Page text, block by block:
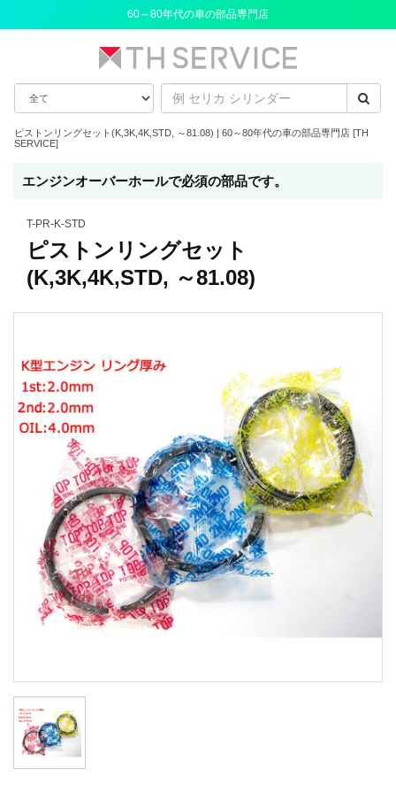
60～80年代の車の部品専門店
ピストンリングセット(K,3K,4K,STD, ～81.08) | 60～80年代の車の部品専門店 [TH
SERVICE]
エンジンオーバーホールで必須の部品です。
T-PR-K-STD
ピストンリングセット
(K,3K,4K,STD, ～81.08)